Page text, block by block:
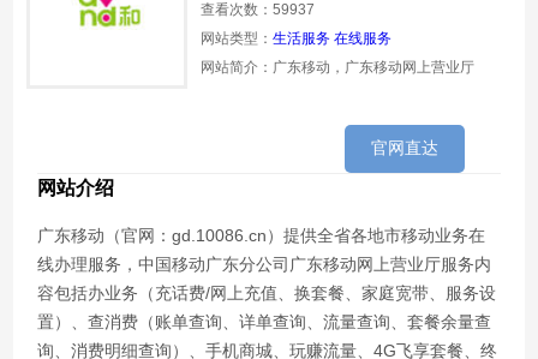
查看次数：59937
网站类型：生活服务 在线服务
网站简介：广东移动，广东移动网上营业厅
官网直达
网站介绍
广东移动（官网：gd.10086.cn）提供全省各地市移动业务在
线办理服务，中国移动广东分公司广东移动网上营业厅服务内
容包括办业务（充话费/网上充值、换套餐、家庭宽带、服务设
置）、查消费（账单查询、详单查询、流量查询、套餐余量查
询、消费明细查询）、手机商城、玩赚流量、4G飞享套餐、终